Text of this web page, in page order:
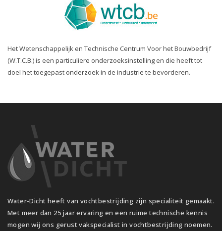
Het Wetenschappelijk en Technische Centrum Voor het Bouwbedrijf
(W.T.C.B.) is een particuliere onderzoeksinstelling en die heeft tot
doel het toegepast onderzoek in de industrie te bevorderen.
Water-Dicht heeft van vochtbestrijding zijn specialiteit gemaakt.
Met meer dan 25 jaar ervaring en een ruime technische kennis
mogen wij ons gerust vakspecialist in vochtbestrijding noemen.